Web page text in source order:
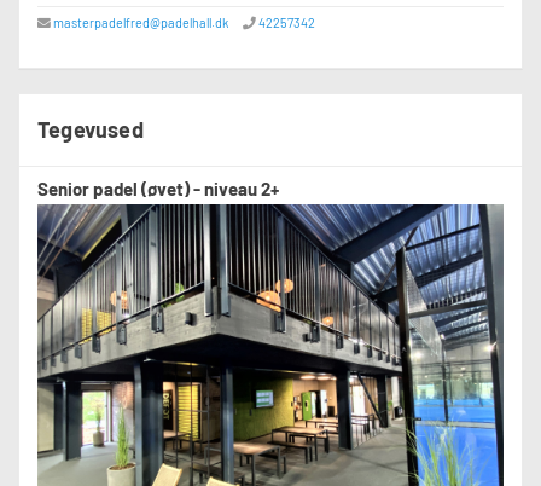
masterpadelfred@padelhall.dk 42257342
Tegevused
Senior padel (øvet) - niveau 2+